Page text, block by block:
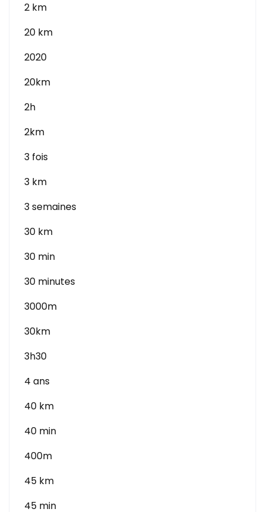
2 km
20 km
2020
20km
2h
2km
3 fois
3 km
3 semaines
30 km
30 min
30 minutes
3000m
30km
3h30
4 ans
40 km
40 min
400m
45 km
45 min